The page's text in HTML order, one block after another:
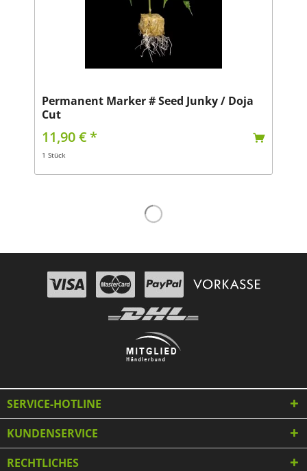
Permanent Marker # Seed Junky / Doja
Cut
11,90 € *
1 Stück
SERVICE-HOTLINE
KUNDENSERVICE
RECHTLICHES